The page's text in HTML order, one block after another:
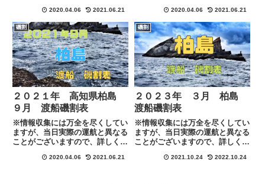
先にて直接ご確認お願い致しま
す。
MafRakutenWidgetParam=funct
ion() { return{ s...
2020.04.06 2021.06.21
先にて直接ご確認お願い致しま
す。
MafRakutenWidgetParam=funct
ion() { return{ s...
2020.04.06 2021.06.21
磯割
２０２１年 高知県柏島
９月 渡船磯割表
※情報収集には万全を尽くしてい
ますが、当日実際の運航と異なる
ことがございますので、詳しくは
先にて直接ご確認お願い致しま
2020.04.06 2021.06.21
磯割
２０２３年 ３月 柏島
渡船磯割表
※情報収集には万全を尽くしてい
ますが、当日実際の運航と異なる
ことがございますので、詳しくは
先にて直接ご確認お願い致しま
2021.10.24 2022.10.24